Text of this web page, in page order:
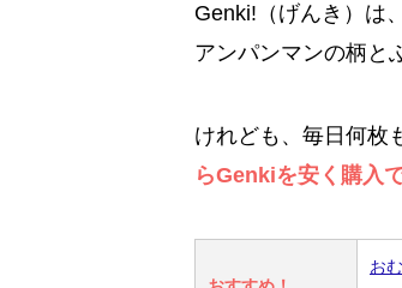
Genki!（げんき）は
アンパンマンの柄と
けれども、毎日何枚
らGenkiを安く購入
お